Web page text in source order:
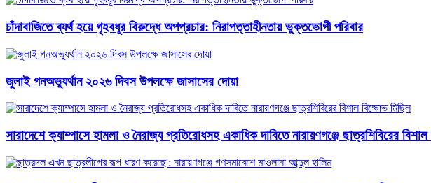
চাঁদাবাজিতে ব্যর্থ হয়ে গৃহবধূর বিরুদ্ধে অপপ্রচার: নিরাপত্তাহীনতায় ভুক্তভোগী পরিবার
জুলাই গনঅভ্যুর্থান ২০২৬ দিবস উপলক্ষে জাসাসের দোয়া
সারাদেশে ক্যাম্পাসে হামলা ও নৈরাজ্য প্রতিরোধসহ একাধিক দাবিতে নারায়ণগঞ্জে ছাত্রশিবিরের